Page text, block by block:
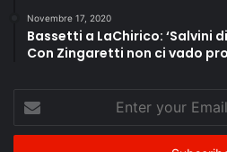
Novembre 17, 2020
Bassetti a LaChirico: ‘Salvini
Con Zingaretti non ci vado
Enter
your
Email